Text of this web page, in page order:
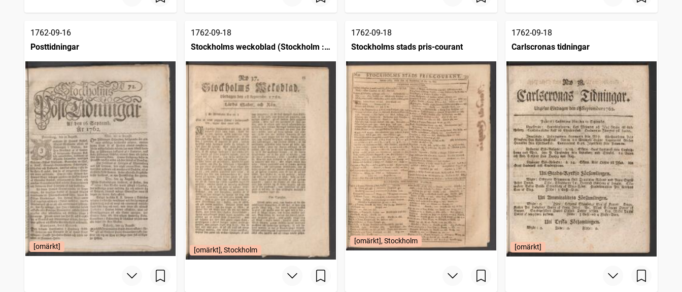
1762-09-16
Posttidningar
[omärkt]
1762-09-18
Stockholms weckoblad (Stockholm :
1745)
[omärkt], Stockholm
1762-09-18
Stockholms stads pris-courant
[omärkt], Stockholm
1762-09-18
Carlscronas tidningar
[omärkt]